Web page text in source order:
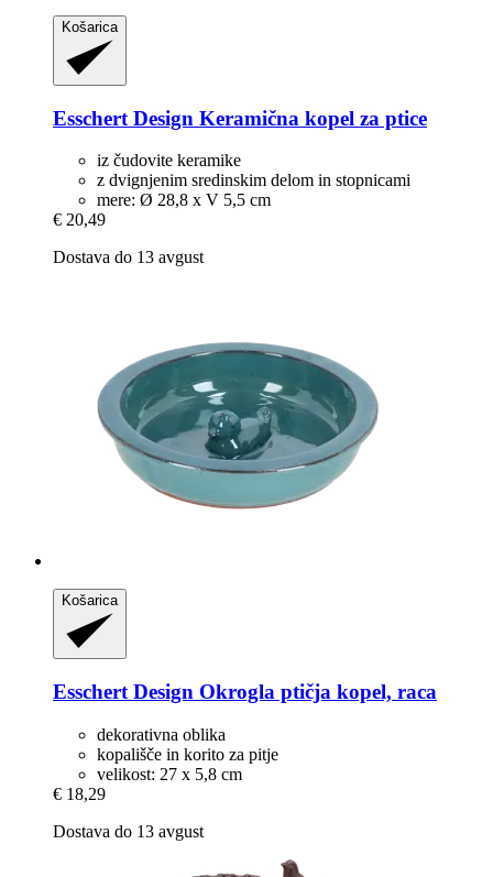
Košarica
Esschert Design Keramična kopel za ptice
iz čudovite keramike
z dvignjenim sredinskim delom in stopnicami
mere: Ø 28,8 x V 5,5 cm
€ 20,49
Dostava do 13 avgust
Košarica
Esschert Design Okrogla ptičja kopel, raca
dekorativna oblika
kopališče in korito za pitje
velikost: 27 x 5,8 cm
€ 18,29
Dostava do 13 avgust